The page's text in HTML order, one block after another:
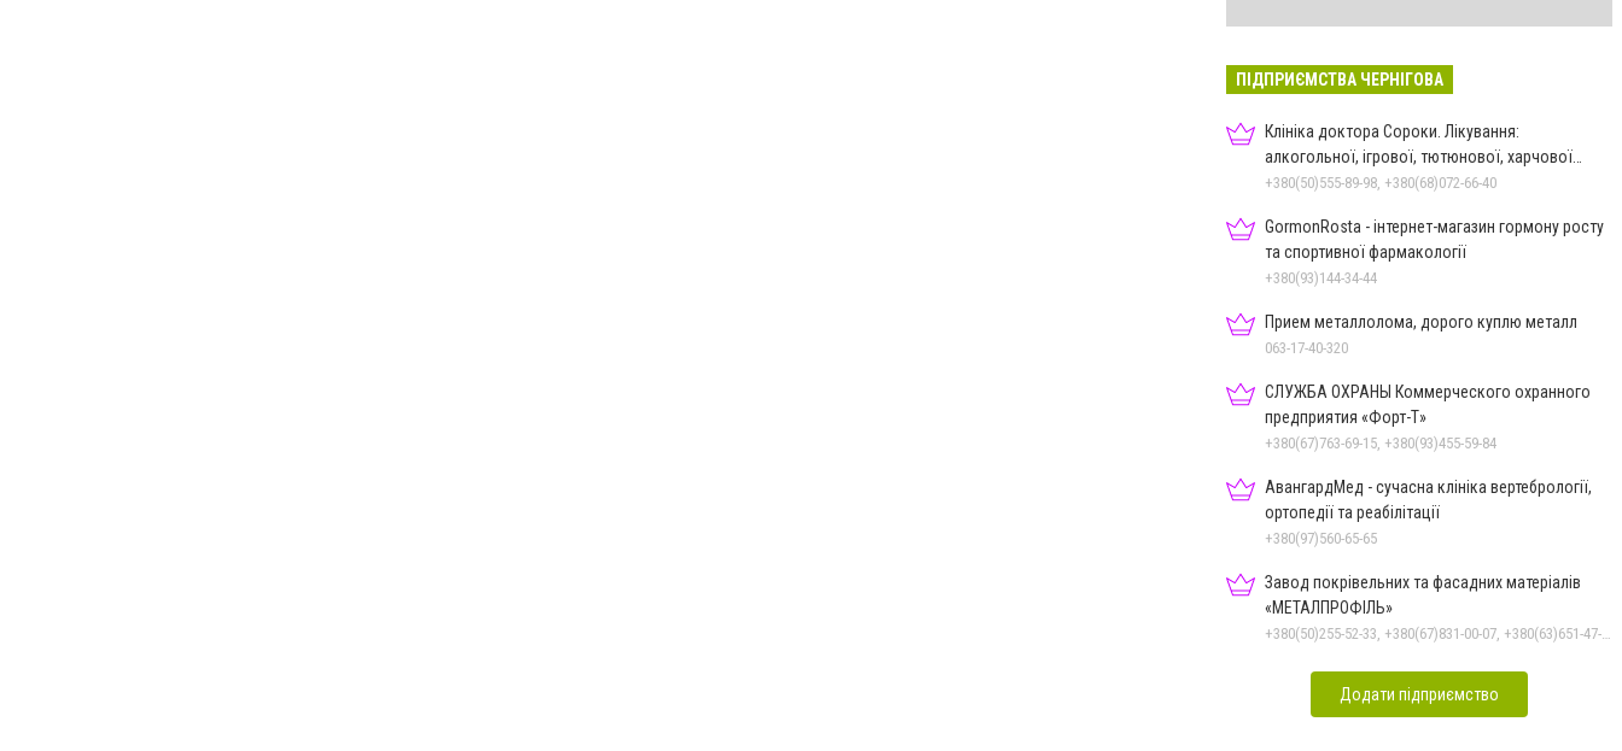
ПІДПРИЄМСТВА ЧЕРНІГОВА
Клініка доктора Сороки. Лікування:
алкогольної, ігрової, тютюнової, харчової
залежностей, неврозів т
+380(50)555-89-98, +380(68)072-66-40
GormonRosta - інтернет-магазин гормону росту
та спортивної фармакології
+380(93)144-34-44
Прием металлолома, дорого куплю металл
063-17-40-320
СЛУЖБА ОХРАНЫ Коммерческого охранного
предприятия «Форт-Т»
+380(67)763-69-15, +380(93)455-59-84
АвангардМед - сучасна клініка вертебрології,
ортопедії та реабілітації
+380(97)560-65-65
Завод покрівельних та фасадних матеріалів
«МЕТАЛПРОФІЛЬ»
Додати підприємство